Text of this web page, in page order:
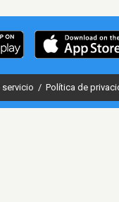
servicio / Política de